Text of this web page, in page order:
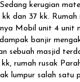
kerugian
dan 37 kk. Rumah
Mobil unit 4 unit
banjir
sebuah masjid
rumah rusak
lumpur salah satu